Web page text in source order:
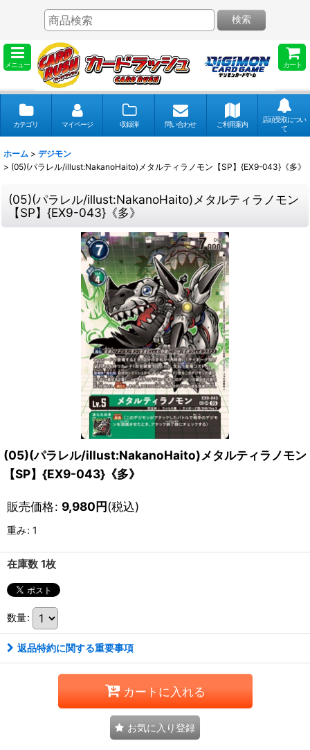
メニュー カート
検索
カテゴリ マイページ 収録弾 問い合わせ ご利用案内
店頭受取につい
て
ホーム > デジモン
> (05)(パラレル/illust:NakanoHaito)メタルティラノモン【SP】{EX9-043}《多》
(05)(パラレル/illust:NakanoHaito)メタルティラノモン
【SP】{EX9-043}《多》
(05)(パラレル/illust:NakanoHaito)メタルティラノモン
【SP】{EX9-043}《多》
販売価格: 9,980円(税込)
重み: 1
在庫数 1枚
数量:
返品特約に関する重要事項
カートに入れる
お気に入り登録